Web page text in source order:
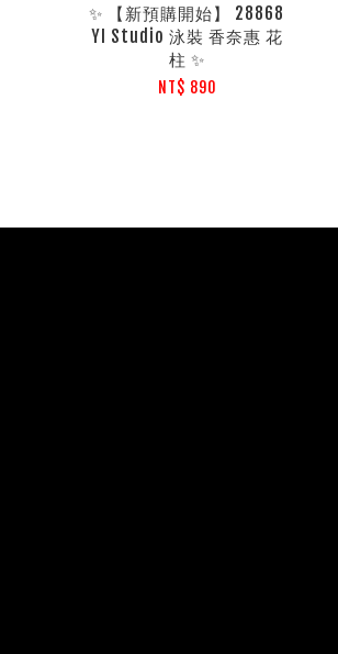
✨ 【新預購開始】 28868
YI Studio 泳裝 香奈惠 花
柱 ✨
NT$ 890